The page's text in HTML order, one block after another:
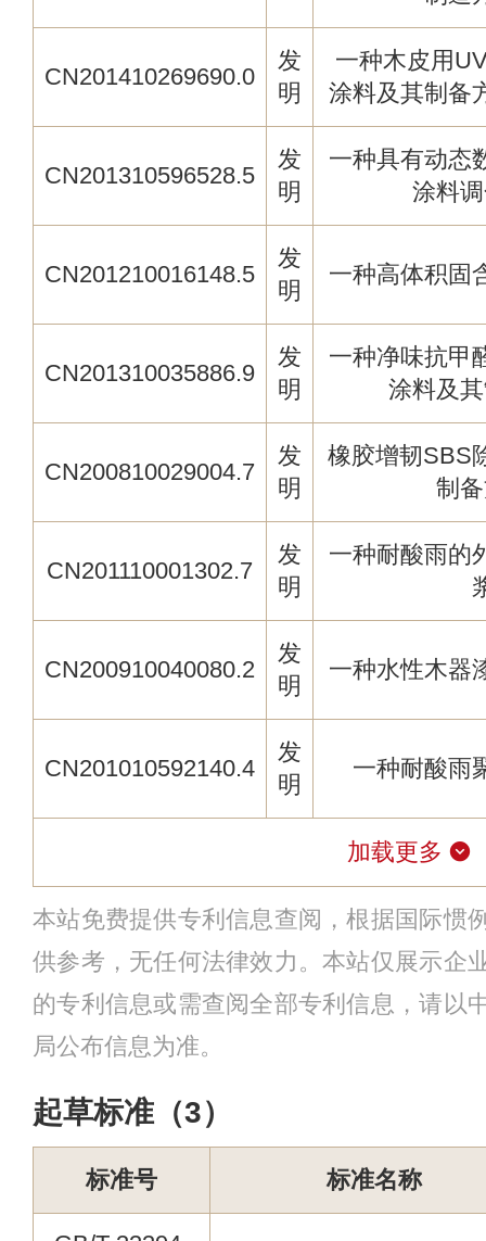
CN201410269690.0
发
明
一种木皮用
涂料及其制备
CN201310596528.5
发
明
一种具有动态
涂料
CN201210016148.5
发
明
一种高体积固
CN201310035886.9
发
明
一种净味抗甲
涂料及
CN200810029004.7
发
明
橡胶增韧SBS
制
CN201110001302.7
发
明
一种耐酸雨的
CN200910040080.2
发
明
一种水性木器
CN201010592140.4
发
明
一种耐酸雨
加载更多
本站免费提供专利信息查阅，根据国际惯
供参考，无任何法律效力。本站仅展示企
的专利信息或需查阅全部专利信息，请以
局公布信息为准。
起草标准（3）
标准号 标准名称